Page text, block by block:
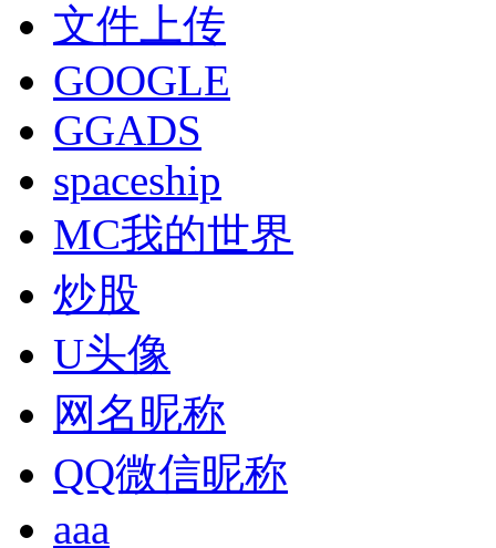
文件上传
GOOGLE
GGADS
spaceship
MC我的世界
炒股
U头像
网名昵称
QQ微信昵称
aaa